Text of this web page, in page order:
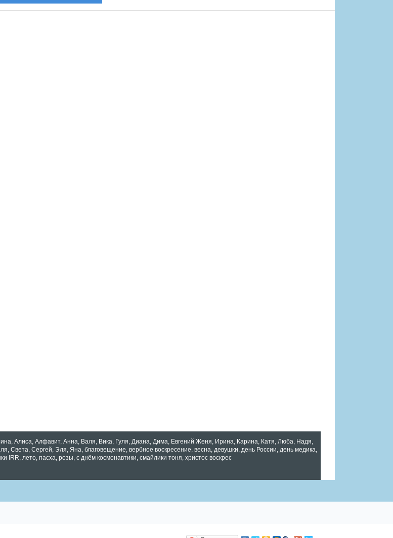
, Алиса, Алфавит, Анна, Валя, Вика, Гуля, Диана, Дима, Евгений Женя, Ирина, Карина, Катя, Люба, Надя,
, Света, Сергей, Эля, Яна, благовещение, вербное воскресение, весна, девушки, день России, день медика,
IRR, лето, пасха, розы, с днём космонавтики, смайлики тоня, христос воскрес